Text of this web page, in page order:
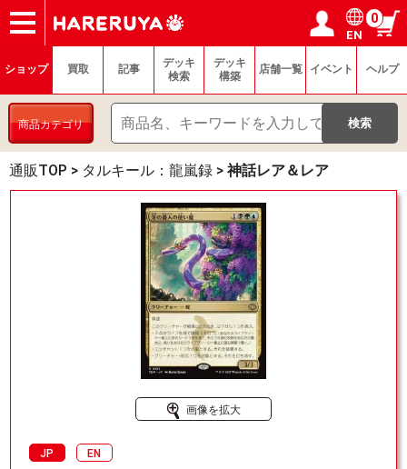
ショップ
買取
記事
デッキ検索
デッキ構築
選手一覧
店舗一覧
イベント
ヘルプ
お問い合わせ ログイン／会員登録
マイページ
EN
0
ショップ 買取 記事
デッキ
検索
デッキ
構築
店舗一覧 イベント ヘルプ
商品カテゴリ
通販TOP > タルキール：龍嵐録 > 神話レア＆レア
画像を拡大
JP EN